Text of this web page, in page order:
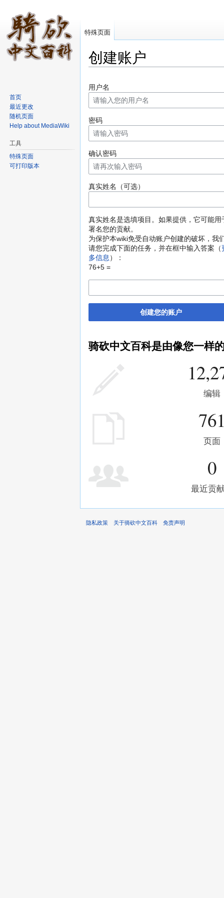
创建账户
用户名
密码
确认密码
真实姓名（可选）
真实姓名是选填项目。如果提供，它可能用
署名您的贡献。
为保护本wiki免受自动账户创建的破坏，我
请您完成下面的任务，并在框中输入答案（
多信息）：
76+5 =
创建您的账户
骑砍中文百科是由像您一样
编辑
页面
0
最近贡
特殊页面
首页
最近更改
随机页面
Help about MediaWiki
工具
特殊页面
可打印版本
隐私政策 关于骑砍中文百科 免责声明